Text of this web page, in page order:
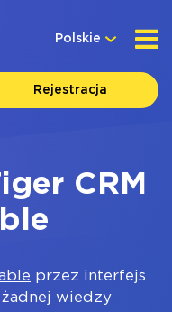
Polskie
Rejestracja
CRM
przez interfejs
wiedzy